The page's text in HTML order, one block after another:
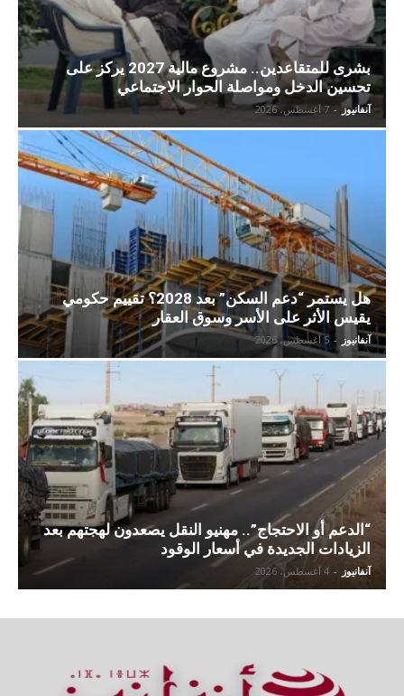
بشرى للمتقاعدين.. مشروع مالية 2027 يركز على
تحسين الدخل ومواصلة الحوار الاجتماعي
آنفانيوز - 7 أغسطس، 2026
هل يستمر “دعم السكن” بعد 2028؟ تقييم حكومي
يقيس الأثر على الأسر وسوق العقار
آنفانيوز - 5 أغسطس، 2026
“الدعم أو الاحتجاج”.. مهنيو النقل يصعدون لهجتهم بعد
الزيادات الجديدة في أسعار الوقود
آنفانيوز - 4 أغسطس، 2026